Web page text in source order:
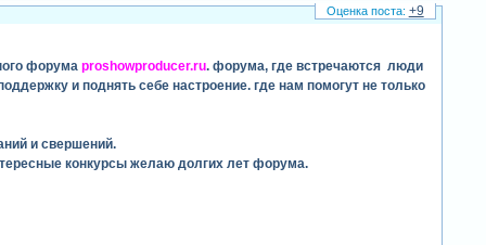
форума proshowproducer.ru. форума, где встречаются люди
и поднять себе настроение. где нам помогут не только
и свершений.
конкурсы желаю долгих лет форума.
+9